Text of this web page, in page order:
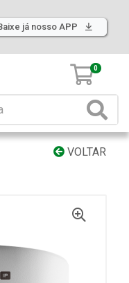
já nosso APP
0
VOLTAR